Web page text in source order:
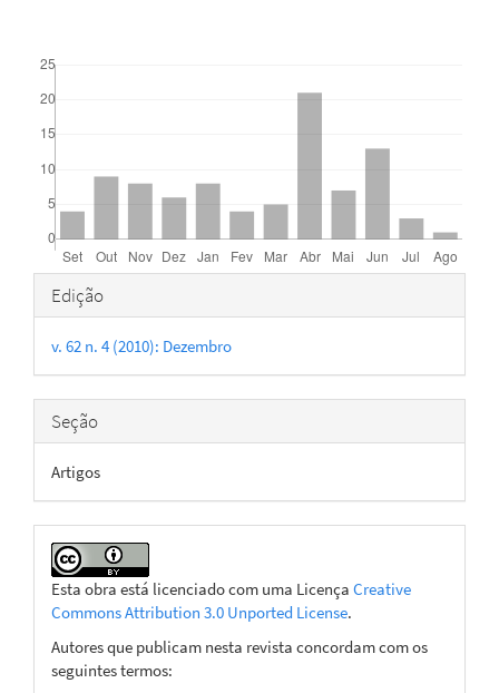
Detalhes
do
artigo
Edição
v. 62 n. 4 (2010): Dezembro
Seção
Artigos
Esta obra está licenciado com uma Licença Creative
Commons Attribution 3.0 Unported License.
Autores que publicam nesta revista concordam com os
seguintes termos: